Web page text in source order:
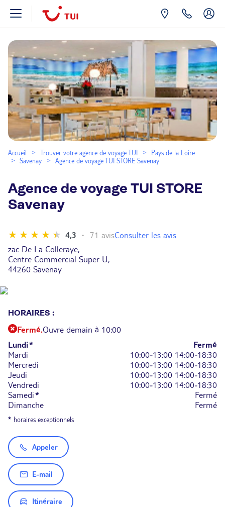
Accueil Trouver votre agence de voyage TUI
Pays de la Loire
Savenay
Agence de voyage TUI STORE Savenay
Agence de voyage TUI STORE
Savenay
4,3 71 avisConsulter les avis
zac De La Colleraye,
Centre Commercial Super U,
44260 Savenay
HORAIRES :
Fermé.Ouvre demain à 10:00
Lundi*
Fermé
Mardi
10:00-13:00 14:00-18:30
Mercredi
10:00-13:00 14:00-18:30
Jeudi
10:00-13:00 14:00-18:30
Vendredi
10:00-13:00 14:00-18:30
Samedi*
Fermé
Dimanche
Fermé
* horaires exceptionnels
Appeler
E-mail
Itinéraire